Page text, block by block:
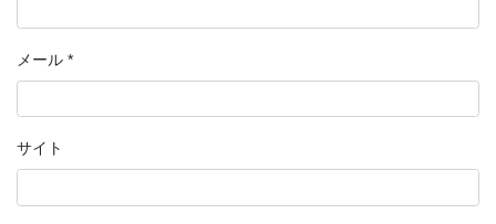
メール *
サイト